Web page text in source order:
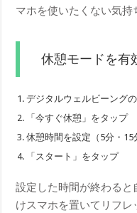
マホを使いたくない気持
休憩モードを有
デジタルウェルビーング
「今すぐ休憩」をタップ
休憩時間を設定（5分・15
「スタート」をタップ
設定した時間が終わる
けスマホを置いてリフ